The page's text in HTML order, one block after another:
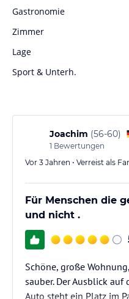
Gastronomie
Zimmer
Lage
Sport & Unterh.
Joachim (56-60)
1 Bewertungen
Vor 3 Jahren • Verreist als
Für Menschen die
und nicht .
Schöne, große
sauber. Der Ausblick
Auto steht ein Platz im